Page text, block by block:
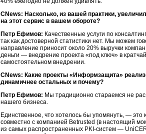
CNews: Насколько, из вашей практики,
на этот сервис в вашем обороте?
Петр Ефимов: Качественные услуги по
так как достоверной статистики нет. Мы можем
направление приносит около 20% выручки
деньги — внедрение проекта «под ключ» в
самостоятельном внедрении.
CNews: Какие проекты «Информзащита»
динамичнее остальных и почему?
Петр Ефимов: Мы традиционно стараемся не
нашего бизнеса.
Единственное, что хотелось бы упомянуть, — это
совместно с компанией Betrusted (в настоящий
из самых распространенных PKI-систем —